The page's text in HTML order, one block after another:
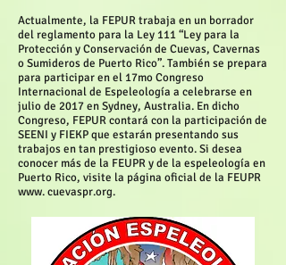
Actualmente, la FEPUR trabaja en un borrador
del reglamento para la Ley 111 “Ley para la
Protección y Conservación de Cuevas, Cavernas
o Sumideros de Puerto Rico”. También se prepara
para participar en el 17mo Congreso
Internacional de Espeleología a celebrarse en
julio de 2017 en Sydney, Australia. En dicho
Congreso, FEPUR contará con la participación de
SEENI y FIEKP que estarán presentando sus
trabajos en tan prestigioso evento. Si desea
conocer más de la FEUPR y de la espeleología en
Puerto Rico, visite la página oficial de la FEUPR
www. cuevaspr.org.